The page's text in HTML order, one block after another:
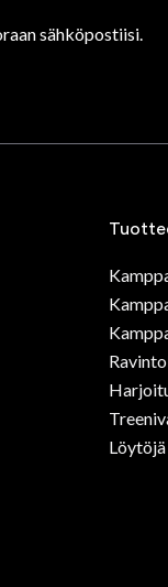
sähköpostiisi.
Löytöjä